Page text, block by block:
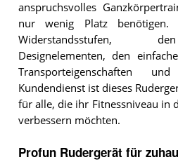
anspruchsvolles
nur wenig Platz benötigen.
Widerstandsstufen,
Designelementen, den
Transporteigenschaften
Kundendienst ist dieses
für alle, die ihr Fitnessniveau in
verbessern möchten.
Profun Rudergerät für